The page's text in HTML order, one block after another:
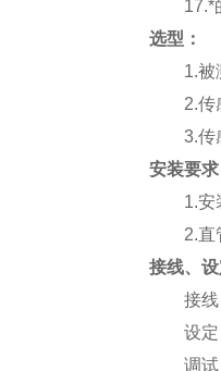
17.*
选型：
1.被
2.传
3.传
安装要
1.安
2.直
接线、
接
设
调